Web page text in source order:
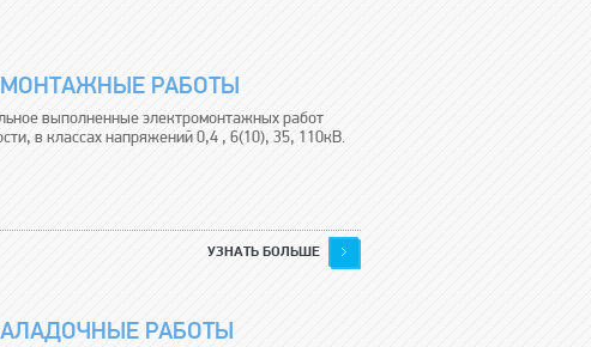
РАБОТЫ
выполненные электромонтажных работ
в классах напряжений 0,4 , 6(10), 35, 110кВ.
УЗНАТЬ БОЛЬШЕ
РАБОТЫ